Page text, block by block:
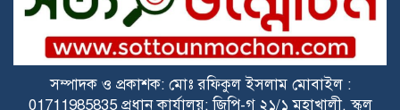
কাশিমপুর মহিলা কারাগারে স্ত্রীর সাথে
সাক্ষাৎ করতে এসে ১২৭ পিস ইয়াবাসহ
হাতেনাতে আটক স্বামী
গাছায় মাদ্রাসা ভবন থেকে নারী-পুরুষ
সম্পাদক ও প্রকাশক: মোঃ রফিকুল ইসলাম মোবাইল :
01711985835 প্রধান কার্যালয়: জিপি-গ ২১/১ মহাখালী, স্কুল